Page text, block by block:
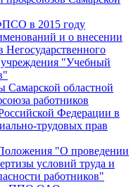
в 2015 году
и о внесении
Негосударственного
учреждения "Учебный
Самарской областной
работников
Федерации в
трудовых прав
"О проведении
условий труда и
работников"